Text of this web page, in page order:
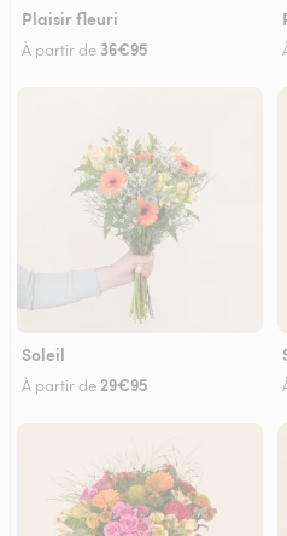
Plaisir fleuri
À partir de 36€95
Soleil
À partir de29€95